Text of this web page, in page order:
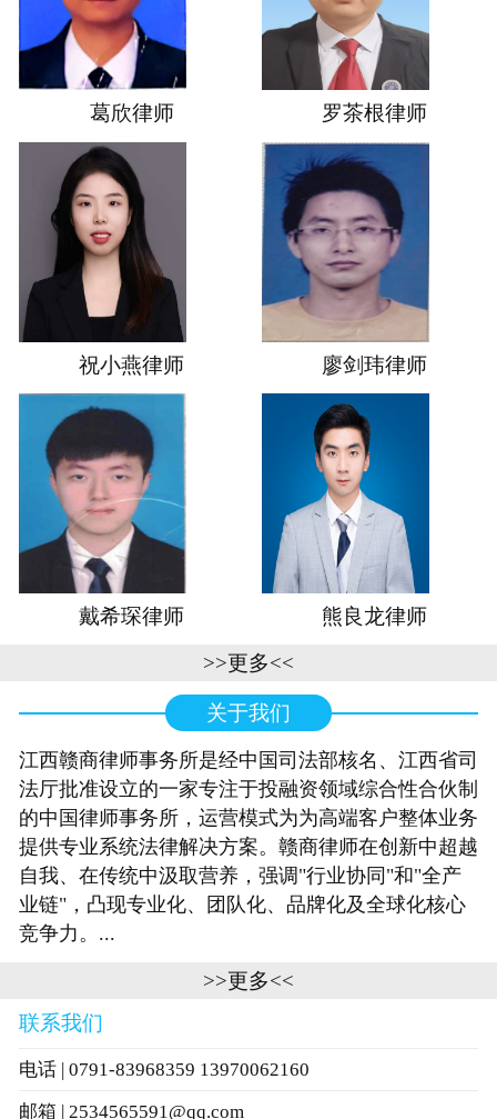
葛欣律师 罗茶根律师
祝小燕律师 廖剑玮律师
戴希琛律师 熊良龙律师
>>更多<<
关于我们
江西赣商律师事务所是经中国司法部核名、江西省司
法厅批准设立的一家专注于投融资领域综合性合伙制
的中国律师事务所，运营模式为为高端客户整体业务
提供专业系统法律解决方案。赣商律师在创新中超越
自我、在传统中汲取营养，强调"行业协同"和"全产
业链"，凸现专业化、团队化、品牌化及全球化核心
竞争力。...
>>更多<<
联系我们
电话 | 0791-83968359 13970062160
邮箱 | 2534565591@qq.com